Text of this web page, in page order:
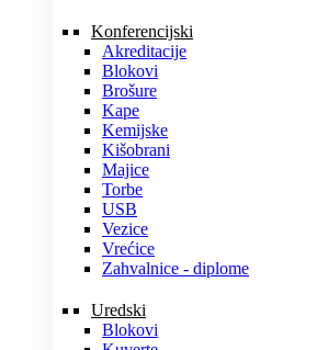
Konferencijski
Akreditacije
Blokovi
Brošure
Kape
Kemijske
Kišobrani
Majice
Torbe
USB
Vezice
Vrećice
Zahvalnice - diplome
Uredski
Blokovi